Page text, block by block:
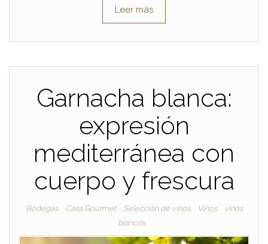
Leer más
Garnacha blanca:
expresión
mediterránea con
cuerpo y frescura
Bodegas Casa Gourmet Selección de vinos Vinos
vinos
blancos